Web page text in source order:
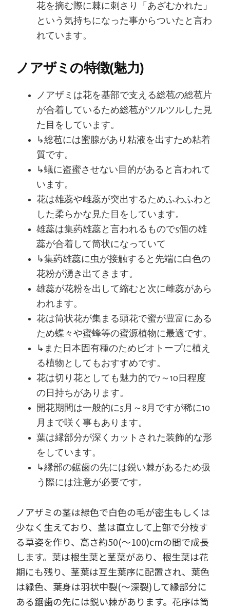
花を摘む際に棘に刺さり「あざむかれた」
という気持ちになった事からついたと言わ
れています。
ノアザミの特徴(魅力)
ノアザミは花を基部で支える総苞の総苞片
が合着しているため総苞がツルツルした見
た目をしています。
↳総苞には蜜腺があり粘液を出すため粘着
質です。
↳蟻に盗蜜させない目的があると言われて
います。
花は雄蕊や雌蕊が突出するためふわふわと
した柔らかな見た目をしています。
雄蕊は集葯雄蕊と言われるもので5個の雄
蕊が合着して筒状になっていて
↳集葯雄蕊に虫が接触すると先端に白色の
花粉が湧き出てきます。
雄蕊が花粉を出して縮むと次に雌蕊があら
われます。
花は筒状花が集まる頭花で蜜が豊富にある
ため蝶々や蜜蜂等の蜜源植物に最適です。
↳また日本固有種のためビオトープに植え
る植物としてもおすすめです。
花は切り花としても魅力的で7～10日程度
の日持ちがあります。
開花期間は一般的に5月～8月ですが稀に10
月まで咲く事もあります。
葉は縁部分が深くカットされた装飾的な形
をしています。
↳縁部の鋸歯の先には鋭い棘があるため扱
う際には注意が必要です。
ノアザミの茎は緑色で白色の毛が密生もしくは
少なく生えており、茎は直立して上部で分枝す
る草姿を作り、高さ約50(～100)cmの間で成長
します。葉は根生葉と茎葉があり、根生葉は花
期にも残り、茎葉は互生葉序に配置され、葉色
は緑色、葉身は羽状中裂(～深裂)して縁部分に
ある鋸歯の先には鋭い棘があります。花序は筒